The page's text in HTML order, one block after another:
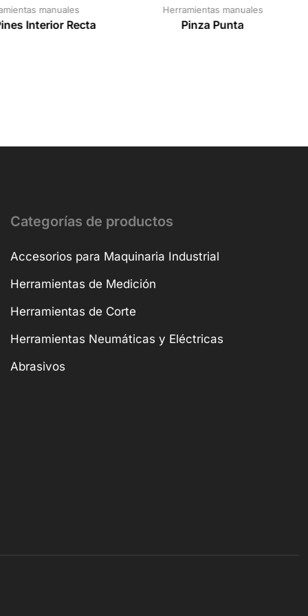
manuales
Interior Recta
Herramientas manuales
Pinza Punta
Categorías de productos
Accesorios para Maquinaria Industrial
Herramientas de Medición
Herramientas de Corte
Herramientas Neumáticas y Eléctricas
Abrasivos